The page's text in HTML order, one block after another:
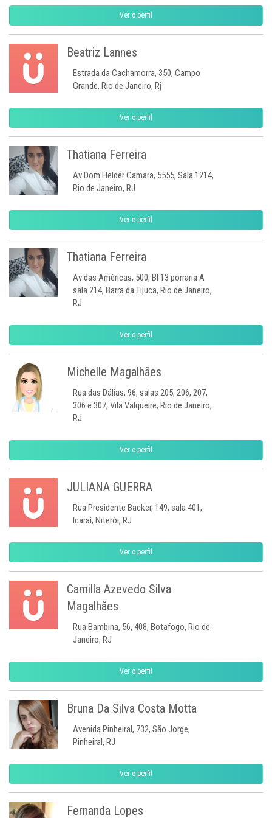
Ver o perfil
Beatriz Lannes
Estrada da Cachamorra, 350, Campo
Grande, Rio de Janeiro, Rj
Ver o perfil
Thatiana Ferreira
Av Dom Helder Camara, 5555, Sala 1214,
Rio de Janeiro, RJ
Ver o perfil
Thatiana Ferreira
Av das Américas, 500, Bl 13 porraria A
sala 214, Barra da Tijuca, Rio de Janeiro,
RJ
Ver o perfil
Michelle Magalhães
Rua das Dálias, 96, salas 205, 206, 207,
306 e 307, Vila Valqueire, Rio de Janeiro,
RJ
Ver o perfil
JULIANA GUERRA
Rua Presidente Backer, 149, sala 401,
Icaraí, Niterói, RJ
Ver o perfil
Camilla Azevedo Silva
Magalhães
Rua Bambina, 56, 408, Botafogo, Rio de
Janeiro, RJ
Ver o perfil
Bruna Da Silva Costa Motta
Avenida Pinheiral, 732, São Jorge,
Pinheiral, RJ
Ver o perfil
Fernanda Lopes